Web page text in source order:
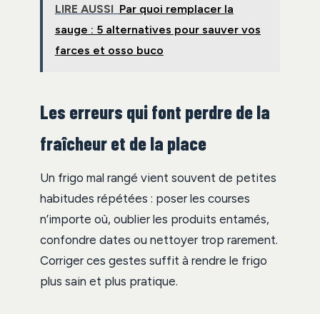
LIRE AUSSI Par quoi remplacer la
sauge : 5 alternatives pour sauver vos
farces et osso buco
Les erreurs qui font perdre de la
fraîcheur et de la place
Un frigo mal rangé vient souvent de petites
habitudes répétées : poser les courses
n’importe où, oublier les produits entamés,
confondre dates ou nettoyer trop rarement.
Corriger ces gestes suffit à rendre le frigo
plus sain et plus pratique.